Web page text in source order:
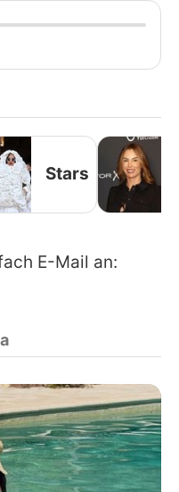
Stars
E-Mail an: